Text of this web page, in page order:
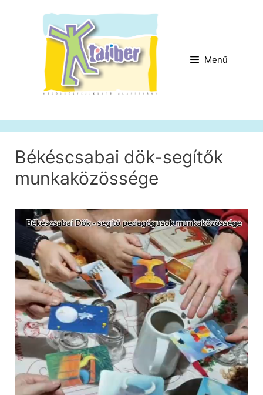
tartalomba
Menü
Békéscsabai dök-segítők
munkaközössége